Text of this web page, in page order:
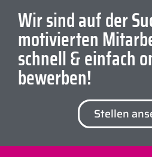
Wir sind auf der
motivierten
schnell & einfach
bewerben!
Stellen